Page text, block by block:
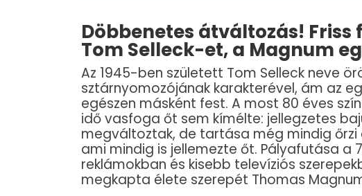
Döbbenetes átváltozás!
Tom Selleck-et, a Magnum
Az 1945-ben született Tom Selleck neve
sztárnyomozójának karakterével, ám az
egészen másként fest. A most 80 éves
idő vasfoga őt sem kímélte: jellegzetes
megváltoztak, de tartása még mindig
ami mindig is jellemezte őt. Pályafutása a
reklámokban és kisebb televíziós
megkapta élete szerepét Thomas